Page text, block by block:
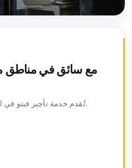
تُقدم خدمة تأجير فيتو في العديد من المدن في جميع أنحاء تركيا.